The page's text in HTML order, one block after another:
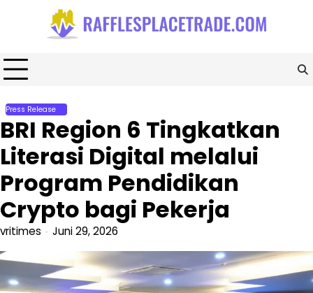
Press Release
BRI Region 6 Tingkatkan
Literasi Digital melalui
Program Pendidikan
Crypto bagi Pekerja
vritimes Juni 29, 2026